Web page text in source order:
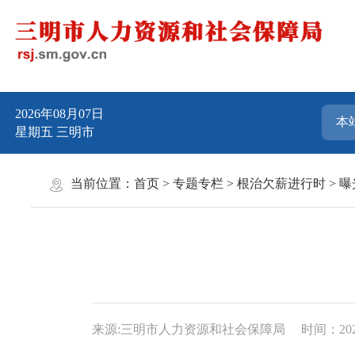
2026年08月07日
星期五 三明市
当前位置： 首页> 专题专栏 > 根治欠薪进行时> 曝
来源:三明市人力资源和社会保障局 时间：